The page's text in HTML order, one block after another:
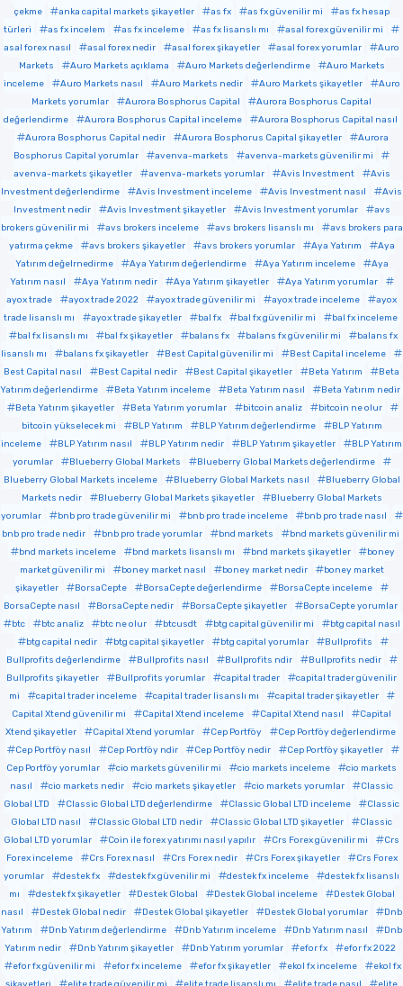
çekme
anka capital markets şikayetler as fx as fx güvenilir mi
as fx hesap
türleri
as fx incelem as fx inceleme as fx lisanslı mı
asal forex güvenilir mi
asal forex nasıl
asal forex nedir asal forex şikayetler asal forex yorumlar
Auro
Markets
Auro Markets açıklama Auro Markets değerlendirme
Auro Markets
inceleme
Auro Markets nasıl Auro Markets nedir Auro Markets şikayetler
Auro
Markets yorumlar
Aurora Bosphorus Capital
Aurora Bosphorus Capital
değerlendirme
Aurora Bosphorus Capital inceleme
Aurora Bosphorus Capital nasıl
Aurora Bosphorus Capital nedir
Aurora Bosphorus Capital şikayetler
Aurora
Bosphorus Capital yorumlar
avenva-markets
avenva-markets güvenilir mi
avenva-markets şikayetler
avenva-markets yorumlar Avis Investment
Avis
Investment değerlendirme
Avis Investment inceleme Avis Investment nasıl
Avis
Investment nedir
Avis Investment şikayetler Avis Investment yorumlar
avs
brokers güvenilir mi
avs brokers inceleme avs brokers lisanslı mı
avs brokers para
yatırma çekme
avs brokers şikayetler avs brokers yorumlar Aya Yatırım
Aya
Yatırım değelrnedirme
Aya Yatırım değerlendirme Aya Yatırım inceleme
Aya
Yatırım nasıl
Aya Yatırım nedir Aya Yatırım şikayetler
Aya Yatırım yorumlar
ayox trade
ayox trade 2022 ayox trade güvenilir mi ayox trade inceleme
ayox
trade lisanslı mı
ayox trade şikayetler bal fx bal fx güvenilir mi
bal fx inceleme
bal fx lisanslı mı
bal fx şikayetler balans fx balans fx güvenilir mi
balans fx
lisanslı mı
balans fx şikayetler Best Capital güvenilir mi
Best Capital inceleme
Best Capital nasıl
Best Capital nedir Best Capital şikayetler Beta Yatırım
Beta
Yatırım değerlendirme
Beta Yatırım inceleme Beta Yatırım nasıl
Beta Yatırım nedir
Beta Yatırım şikayetler
Beta Yatırım yorumlar bitcoin analiz
bitcoin ne olur
bitcoin yükselecek mi
BLP Yatırım BLP Yatırım değerlendirme
BLP Yatırım
inceleme
BLP Yatırım nasıl BLP Yatırım nedir BLP Yatırım şikayetler
BLP Yatırım
yorumlar
Blueberry Global Markets
Blueberry Global Markets değerlendirme
Blueberry Global Markets inceleme
Blueberry Global Markets nasıl
Blueberry Global
Markets nedir
Blueberry Global Markets şikayetler
Blueberry Global Markets
yorumlar
bnb pro trade güvenilir mi bnb pro trade inceleme
bnb pro trade nasıl
bnb pro trade nedir
bnb pro trade yorumlar bnd markets
bnd markets güvenilir mi
bnd markets inceleme
bnd markets lisanslı mı bnd markets şikayetler
boney
market güvenilir mi
boney market nasıl boney market nedir
boney market
şikayetler
BorsaCepte BorsaCepte değerlendirme
BorsaCepte inceleme
BorsaCepte nasıl
BorsaCepte nedir BorsaCepte şikayetler
BorsaCepte yorumlar
btc
btc analiz btc ne olur btcusdt btg capital güvenilir mi
btg capital nasıl
btg capital nedir
btg capital şikayetler btg capital yorumlar
Bullprofits
Bullprofits değerlendirme
Bullprofits nasıl Bullprofits ndir
Bullprofits nedir
Bullprofits şikayetler
Bullprofits yorumlar capital trader
capital trader güvenilir
mi
capital trader inceleme capital trader lisanslı mı
capital trader şikayetler
Capital Xtend güvenilir mi
Capital Xtend inceleme Capital Xtend nasıl
Capital
Xtend şikayetler
Capital Xtend yorumlar Cep Portföy
Cep Portföy değerlendirme
Cep Portföy nasıl
Cep Portföy ndir Cep Portföy nedir
Cep Portföy şikayetler
Cep Portföy yorumlar
cio markets güvenilir mi cio markets inceleme
cio markets
nasıl
cio markets nedir cio markets şikayetler cio markets yorumlar
Classic
Global LTD
Classic Global LTD değerlendirme Classic Global LTD inceleme
Classic
Global LTD nasıl
Classic Global LTD nedir Classic Global LTD şikayetler
Classic
Global LTD yorumlar
Coin ile forex yatırımı nasıl yapılır Crs Forex güvenilir mi
Crs
Forex inceleme
Crs Forex nasıl Crs Forex nedir Crs Forex şikayetler
Crs Forex
yorumlar
destek fx destek fx güvenilir mi destek fx inceleme
destek fx lisanslı
mı
destek fx şikayetler Destek Global Destek Global inceleme
Destek Global
nasıl
Destek Global nedir Destek Global şikayetler Destek Global yorumlar
Dnb
Yatırım
Dnb Yatırım değerlendirme Dnb Yatırım inceleme Dnb Yatırım nasıl
Dnb
Yatırım nedir
Dnb Yatırım şikayetler Dnb Yatırım yorumlar efor fx
efor fx 2022
efor fx güvenilir mi
efor fx inceleme efor fx şikayetler ekol fx inceleme
ekol fx